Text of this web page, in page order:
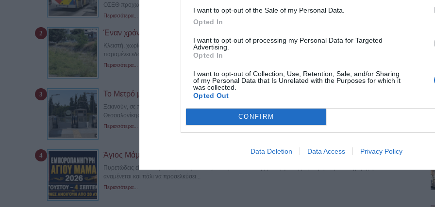
I want to opt-out of the Sale of my Personal Data.
Opted In
I want to opt-out of processing my Personal Data for Targeted
Advertising.
Opted In
I want to opt-out of Collection, Use, Retention, Sale, and/or Sharing
of my Personal Data that Is Unrelated with the Purposes for which it
was collected.
Opted Out
CONFIRM
Data Deletion Data Access Privacy Policy
ΟΣΕΘ προχωρά στη δεύτερη...
Περισσότερα...
Έναν χρόνο αποκλεισμένη η γέφυρα της Κνωσού – Το «μπαλάκι» των αρμοδιοτήτων
Κλειστή, χωρίς να έχει πραγματοποιηθεί μέχρι σήμερα στατικός έλεγχος ή κάποια παρέμβαση αποκατάστασης,
παραμένει εδώ και σχεδόν έναν χρόνο...
Περισσότερα...
Το Μετρό μπαίνει στην Καλαμαριά – Ξεκίνησε το τελικό “trial run”
Ξεκινούν, σε πρώτη φάση αποκλειστικά κατά τις νυχτερινές ώρες, τα δοκιμαστικά δρομολόγια της επέκτασης του Μετρό
Θεσσαλονίκης προς την...
Περισσότερα...
Άγιος Μάμας 2026: Πότε ανοίγει το πανηγύρι – Ετοιμάζονται 20 νέες ταβέρνες
Πυρετώδεις είναι οι προετοιμασίες στον Άγιο Μάμα Χαλκιδικής για τη φετινή μεγάλη εμποροπανήγυρη, η οποία
αναμένεται και πάλι να προσελκύσει...
Περισσότερα...